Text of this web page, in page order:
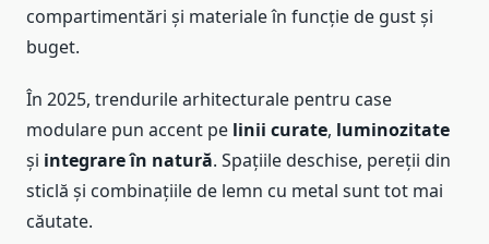
compartimentări și materiale în funcție de gust și
buget.
În 2025, trendurile arhitecturale pentru case
modulare pun accent pe linii curate, luminozitate
și integrare în natură. Spațiile deschise, pereții din
sticlă și combinațiile de lemn cu metal sunt tot mai
căutate.